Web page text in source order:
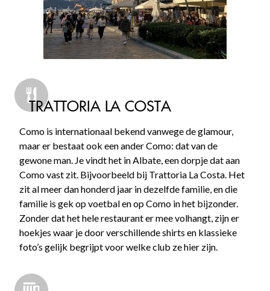
TRATTORIA LA COSTA
Como is internationaal bekend vanwege de glamour,
maar er bestaat ook een ander Como: dat van de
gewone man. Je vindt het in Albate, een dorpje dat aan
Como vast zit. Bijvoorbeeld bij Trattoria La Costa. Het
zit al meer dan honderd jaar in dezelfde familie, en die
familie is gek op voetbal en op Como in het bijzonder.
Zonder dat het hele restaurant er mee volhangt, zijn er
hoekjes waar je door verschillende shirts en klassieke
foto’s gelijk begrijpt voor welke club ze hier zijn.